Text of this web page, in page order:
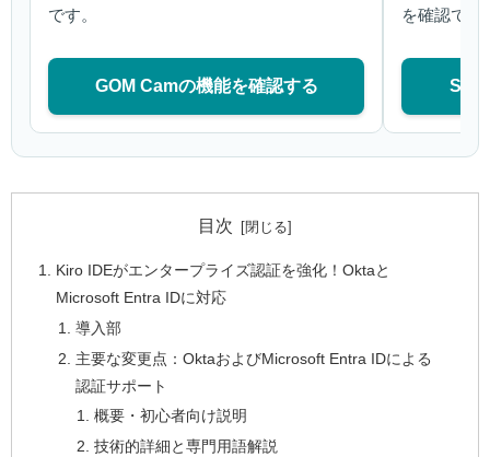
です。
GOM Camの機能を確認する
を確認でき
目次
Kiro IDEがエンタープライズ認証を強化！Oktaと
Microsoft Entra IDに対応
導入部
主要な変更点：OktaおよびMicrosoft Entra IDによる
認証サポート
概要・初心者向け説明
技術的詳細と専門用語解説